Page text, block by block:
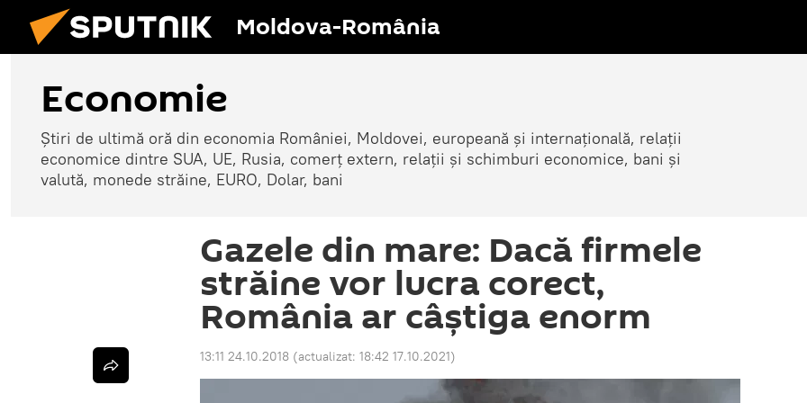
Moldova-România
Economie
Știri de ultimă oră din economia României, Moldovei, europeană și internațională, relații
economice dintre SUA, UE, Rusia, comerț extern, relații și schimburi economice, bani și
valută, monede străine, EURO, Dolar, bani
Gazele din mare: Dacă firmele
străine vor lucra corect,
România ar câștiga enorm
13:11 24.10.2018 (actualizat: 18:42 17.10.2021)